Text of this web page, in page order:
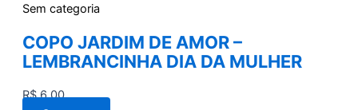
Sem categoria
COPO JARDIM DE AMOR –
LEMBRANCINHA DIA DA MULHER
R$6,00